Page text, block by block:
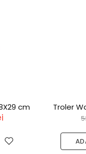
cm Troler